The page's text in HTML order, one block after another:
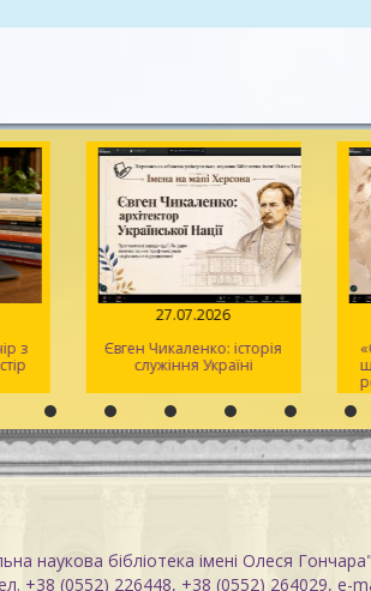
з
27.07.2026
Євген Чикаленко: історія
служіння Україні
наукова бібліотека імені Олеся
+38 (0552) 226448, +38 (0552) 264029, e-